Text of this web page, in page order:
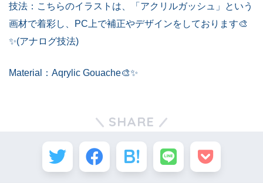
技法：こちらのイラストは、「アクリルガッシュ」という
画材で着彩し、PC上で補正やデザインをしております🎨
✨(アナログ技法)
Material：Aqrylic Gouache🎨✨
SHARE